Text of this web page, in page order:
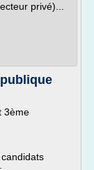
privé)...
3ème